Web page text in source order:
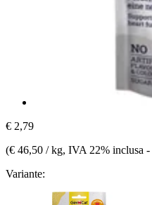
€ 2,79
(€ 46,50 / kg, IVA 22% inclusa -
Variante: